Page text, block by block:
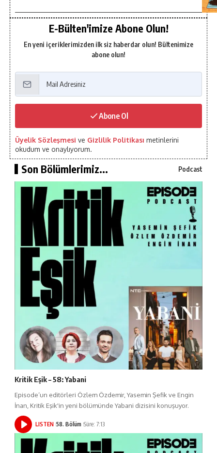
E-Bülten'imize Abone Olun!
En yeni içeriklerimizden ilk siz haberdar olun! Bültenimize
abone olun!
Abone Ol
Üyelik Sözleşmesi ve Gizlilik Politikası metinlerini
okudum ve onaylıyorum.
Son Bölümlerimiz... Podcast
Kritik Eşik – 58: Yabani
Episode’un editörleri Özlem Özdemir, Yasemin Şefik ve Engin
İnan, Kritik Eşik'in yeni bölümünde Yabani dizisini konuşuyor.
LISTEN 58. Bölüm Süre: 7:13